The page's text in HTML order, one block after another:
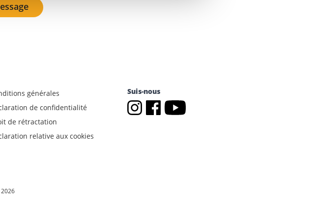
générales
de confidentialité
de rétractation
relative aux cookies
Suis-nous